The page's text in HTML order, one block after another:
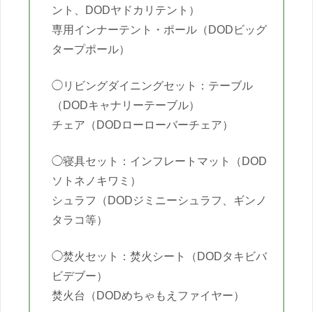
ント、DODヤドカリテント）
専用インナーテント・ポール（DODビッグ
タープポール）
◯リビングダイニングセット：テーブル
（DODキャナリーテーブル）
チェア（DODローローバーチェア）
◯寝具セット：インフレートマット（DOD
ソトネノキワミ）
シュラフ（DODジミニーシュラフ、ギンノ
タラコ等）
◯焚火セット：焚火シート（DODタキビバ
ビデブー）
焚火台（DODめちゃもえファイヤー）